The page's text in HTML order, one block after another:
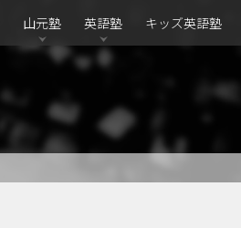
山元塾 英語塾 キッズ英語塾